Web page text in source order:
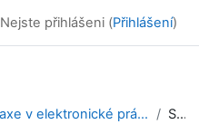
Nejste přihlášeni (Přihlášení)
Praxe v elektronické právní poradně - Hatina, Luká... Souhrn